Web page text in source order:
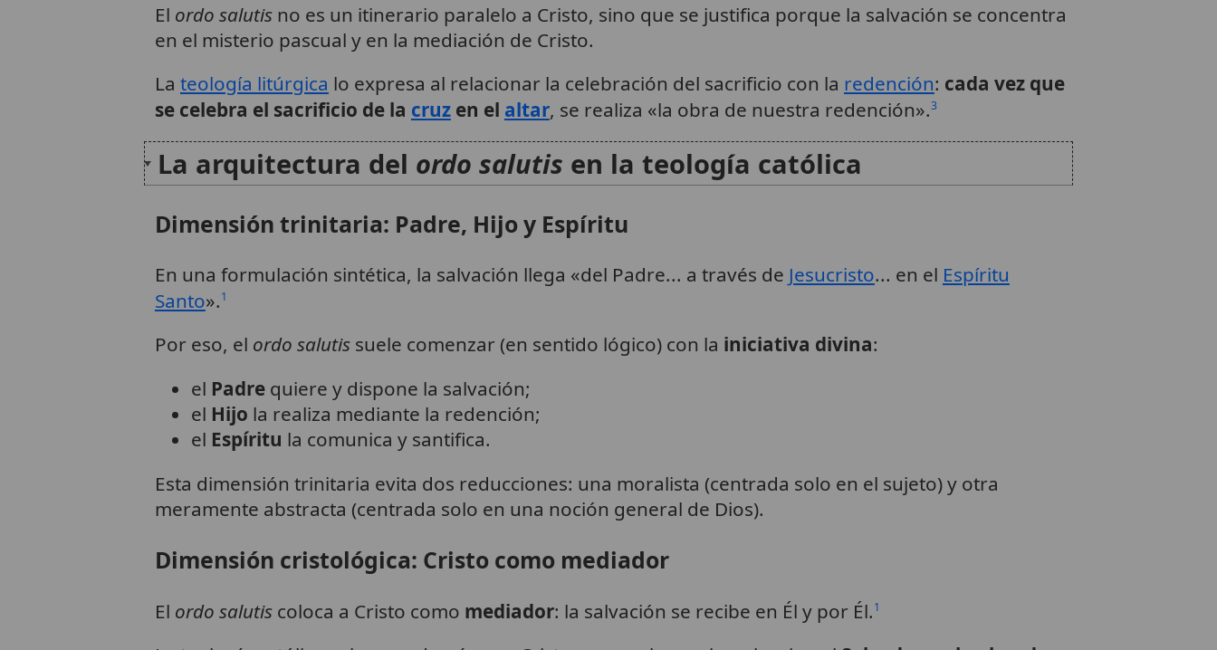
El ordo salutisno es un itinerario paralelo a Cristo, sino que se justifica porque la salvación se concentra
en el misterio pascual y en la mediación de Cristo.
La teología litúrgica lo expresa al relacionar la celebración del sacrificio con la redención: cada vez que
se celebra el sacrificio de la cruzen el altar, se realiza «la obra de nuestra redención».3
La arquitectura del ordo salutis en la teología católica
Dimensión trinitaria: Padre, Hijo y Espíritu
En una formulación sintética, la salvación llega «del Padre... a través de Jesucristo... en el Espíritu
Santo».1
Por eso, el ordo salutissuele comenzar (en sentido lógico) con la iniciativa divina:
el Padrequiere y dispone la salvación;
el Hijo la realiza mediante la redención;
el Espíritu la comunica y santifica.
Esta dimensión trinitaria evita dos reducciones: una moralista (centrada solo en el sujeto) y otra
meramente abstracta (centrada solo en una noción general de Dios).
Dimensión cristológica: Cristo como mediador
El ordo salutiscoloca a Cristo como mediador: la salvación se recibe en Él y por Él.1